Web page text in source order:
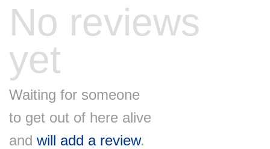
No reviews
yet
Waiting for someone
to get out of here alive
and will add a review.